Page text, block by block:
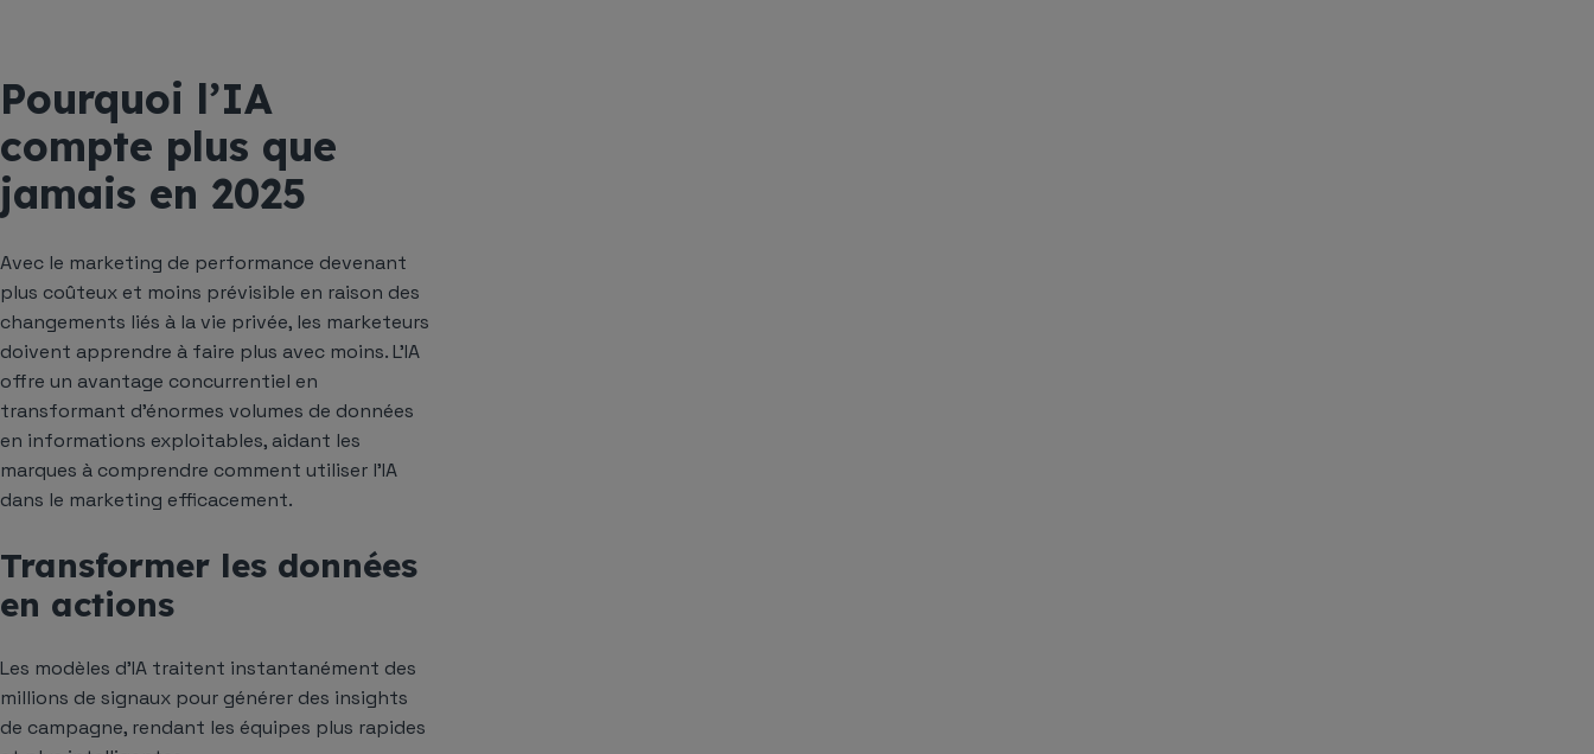
Pourquoi l’IA
compte plus que
jamais en 2025
Avec le marketing de performance devenant
plus coûteux et moins prévisible en raison des
changements liés à la vie privée, les marketeurs
doivent apprendre à faire plus avec moins. L’IA
offre un avantage concurrentiel en
transformant d’énormes volumes de données
en informations exploitables, aidant les
marques à comprendre comment utiliser l’IA
dans le marketing efficacement.
Transformer les données
en actions
Les modèles d’IA traitent instantanément des
millions de signaux pour générer des insights
de campagne, rendant les équipes plus rapides